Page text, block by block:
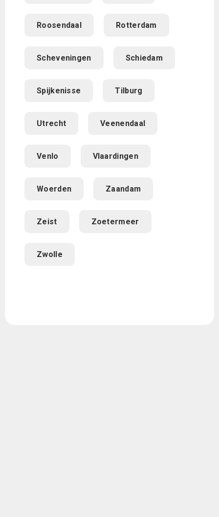
Roosendaal Rotterdam
Scheveningen Schiedam
Spijkenisse Tilburg
Utrecht Veenendaal
Venlo Vlaardingen
Woerden Zaandam
Zeist Zoetermeer
Zwolle